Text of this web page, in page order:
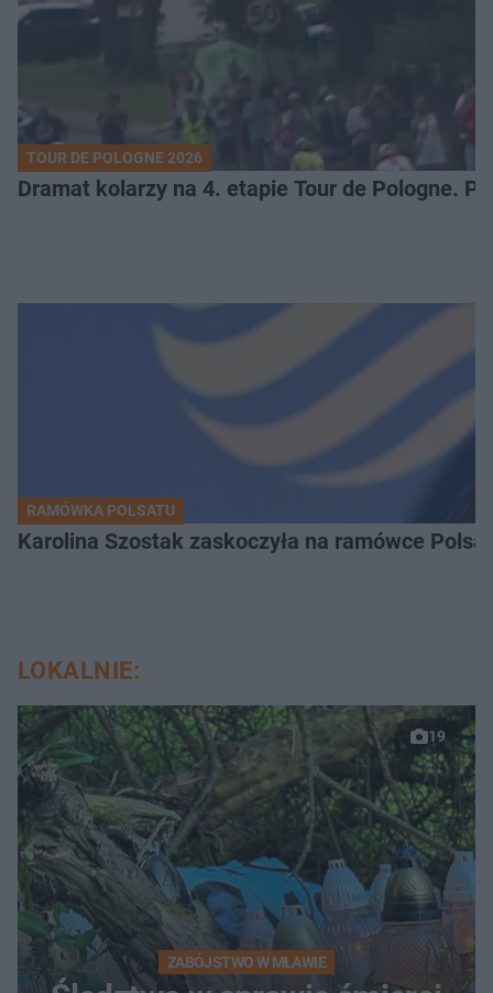
TOUR DE POLOGNE 2026
Dramat kolarzy na 4. etapie Tour de Pologne.
RAMÓWKA POLSATU
Karolina Szostak zaskoczyła na ramówce
LOKALNIE:
19
ZABÓJSTWO W MŁAWIE